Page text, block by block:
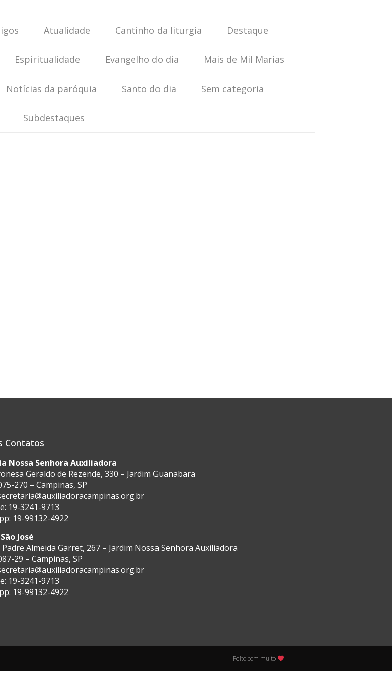
Atualidade Cantinho da liturgia Destaque
Espiritualidade Evangelho do dia Mais de Mil Marias
Notícias da paróquia Santo do dia Sem categoria
Subdestaques
Contatos
Nossa Senhora Auxiliadora
Geraldo de Rezende, 330 – Jardim Guanabara
270 – Campinas, SP
19-3241-9713
19-99132-4922
José
Almeida Garret, 267 – Jardim Nossa Senhora Auxiliadora
29 – Campinas, SP
19-3241-9713
19-99132-4922
Feito com muito